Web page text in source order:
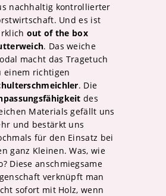
nachhaltig kontrollierter
Und es ist
out of the box
. Das weiche
macht das Tragetuch
einem richtigen
. Die
des
Materials gefällt uns
und bestärkt uns
für den Einsatz bei
ganz Kleinen. Was, wie
Diese anschmiegsame
verknüpft man
sofort mit Holz, wenn